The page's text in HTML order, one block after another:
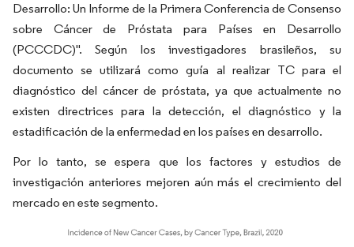
Desarrollo: Un Informe de la Primera Conferencia de Consenso
sobre Cáncer de Próstata para Países en Desarrollo
(PCCCDC)". Según los investigadores brasileños, su
documento se utilizará como guía al realizar TC para el
diagnóstico del cáncer de próstata, ya que actualmente no
existen directrices para la detección, el diagnóstico y la
estadificación de la enfermedad en los países en desarrollo.
Por lo tanto, se espera que los factores y estudios de
investigación anteriores mejoren aún más el crecimiento del
mercado en este segmento.